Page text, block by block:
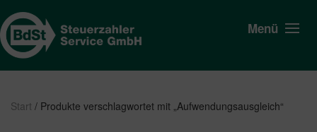
Menü
Start / Produkte verschlagwortet mit „Aufwendungsausgleich“